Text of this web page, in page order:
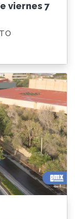
viernes 7